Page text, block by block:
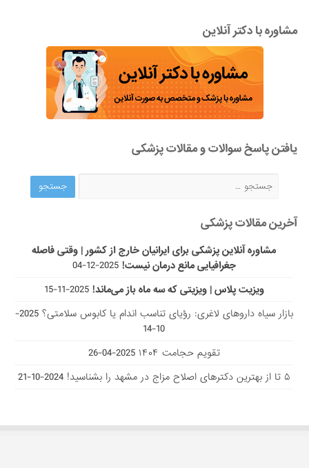
مشاوره با دکتر آنلاین
یافتن پاسخ سوالات و مقالات پزشکی
آخرین مقالات پزشکی
مشاوره آنلاین پزشکی برای ایرانیان خارج از کشور | وقتی فاصله
جغرافیایی مانع درمان نیست! 2025-12-04
ویزیت پلاس | ویزیتی که سه ماه باز می‌ماند! 2025-11-15
بازار سیاه داروهای لاغری: رؤیای تناسب اندام یا کابوس سلامتی؟
2025-
10-14
تقویم حجامت ۱۴۰۴
2025-04-26
۵ تا از بهترین دکتر‌های اصلاح مزاج در مشهد را بشناسید!
2024-10-21